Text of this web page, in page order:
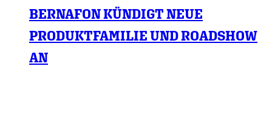
BERNAFON KÜNDIGT NEUE
PRODUKTFAMILIE UND ROADSHOW
AN